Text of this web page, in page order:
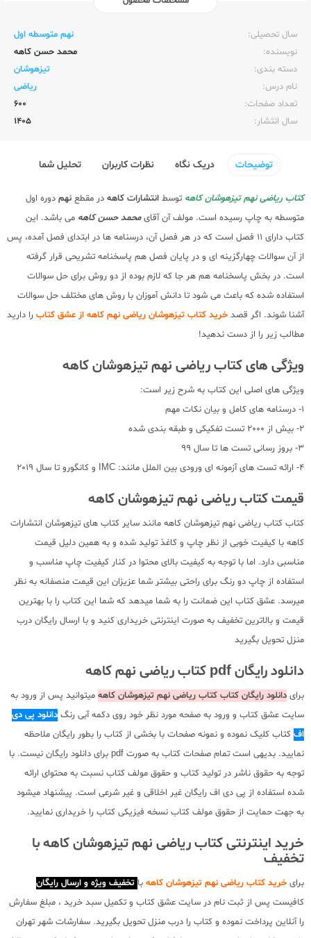
سال تحصیلی:‌
نهم متوسطه اول
نویسنده:‌
محمد حسن کاهه
دسته بندی:
تیزهوشان
نام درس:
ریاضی
تعداد صفحات:‌
600
سال انتشار:‌
1405
توضیحات دریک نگاه نظرات کاربران تحلیل شما
کتاب ریاضی نهم تیزهوشان کاهه توسط انتشارات کاهه در مقطع نهم دوره اول
متوسطه به چاپ رسیده است. مولف آن آقایمحمد حسن کاهه می باشد. این
کتاب دارای 11 فصل است که در هر فصل آن، درسنامه ها در ابتدای فصل آمده، پس
از آن سوالات چهارگزینه ای و در پایان فصل هم پاسخنامه تشریحی قرار گرفته
است. در بخش پاسخنامه هم هر جا که لازم بوده از دو روش برای حل سوالات
استفاده شده که باعث می شود تا دانش آموزان با روش های مختلف حل سوالات
آشنا شوند. اگر قصد خرید کتاب تیزهوشان ریاضی نهم کاهه از عشق کتاب را دارید
مطالب زیر را از دست ندهید!
ویژگی های کتاب ریاضی نهم تیزهوشان کاهه
ویژگی های اصلی این کتاب به شرح زیر است:
1- درسنامه های کامل و بیان نکات مهم
2- بیش از 2000 تست تفکیکی و طبقه بندی شده
3- بروز رسانی تست ها تا سال 99
4- ارائه تست های آزمونه ای ورودی بین الملل مانند: IMC و کانگورو تا سال 2019
قیمت کتاب ریاضی نهم تیزهوشان کاهه
کتاب کتاب ریاضی نهم تیزهوشان کاهه مانند سایر کتاب های تیزهوشان انتشارات
کاهه با کیفیت خوبی از نظر چاپ و کاغذ تولید شده و به همین دلیل قیمت
مناسبی دارد. اما با توجه به کیفیت بالای محتوا در کنار کیفیت چاپ مناسب و
استفاده از چاپ دو رنگ برای راحتی بیشتر شما عزیزان این قیمت منصفانه به نظر
میرسد. عشق کتاب این ضمانت را به شما میدهد که شما این کتاب را با بهترین
قیمت و بالاترین تخفیف به صورت اینترنتی خریداری کنید و با ارسال رایگان درب
منزل تحویل بگیرید
دانلود رایگان pdf کتاب ریاضی نهم کاهه
برای دانلود رایگان کتاب کتاب ریاضی نهم تیزهوشان کاهه میتوانید پس از ورود به
سایت عشق کتاب و ورود به صفحه مورد نظر خود روی دکمه آبی رنگ دانلود پی دی
اف کتاب کلیک نموده و نمونه صفحات با بخشی از کتاب را بطور رایگان ملاحظه
نمایید. بدیهی است تمام صفحات کتاب به صورت pdf برای دانلود رایگان نیست. با
توجه به حقوق ناشر در تولید کتاب و حقوق مولف کتاب نسبت به محتوای ارائه
شده استفاده از پی دی اف رایگان غیر اخلاقی و غیر شرعی است. پیشنهاد میشود
به جهت حمایت از حقوق مولف کتاب نسخه فیزیکی کتاب را خریداری نمایید.
خرید اینترنتی کتاب ریاضی نهم تیزهوشان کاهه با
تخفیف
برای خرید کتاب ریاضی نهم تیزهوشان کاهه با تخفیف ویژه و ارسال رایگان
کافیست پس از ثبت نام در سایت عشق کتاب و تکمیل سبد خرید ، مبلغ سفارش
را آنلاین پرداخت نموده و کتاب را درب منزل تحویل بگیرید. سفارشات شهر تهران